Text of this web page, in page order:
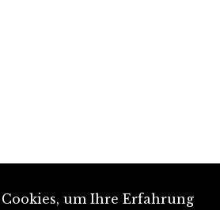
um Ihre Erfahrung